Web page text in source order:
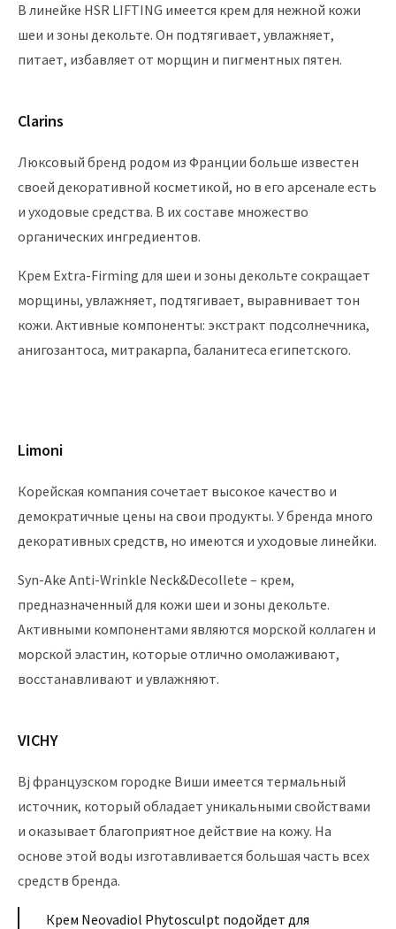
В линейке HSR LIFTING имеется крем для нежной кожи
шеи и зоны декольте. Он подтягивает, увлажняет,
питает, избавляет от морщин и пигментных пятен.
Clarins
Люксовый бренд родом из Франции больше известен
своей декоративной косметикой, но в его арсенале есть
и уходовые средства. В их составе множество
органических ингредиентов.
Крем Extra-Firming для шеи и зоны декольте сокращает
морщины, увлажняет, подтягивает, выравнивает тон
кожи. Активные компоненты: экстракт подсолнечника,
анигозантоса, митракарпа, баланитеса египетского.
Limoni
Корейская компания сочетает высокое качество и
демократичные цены на свои продукты. У бренда много
декоративных средств, но имеются и уходовые линейки.
Syn-Ake Anti-Wrinkle Neck&Decollete – крем,
предназначенный для кожи шеи и зоны декольте.
Активными компонентами являются морской коллаген и
морской эластин, которые отлично омолаживают,
восстанавливают и увлажняют.
VICHY
Вj французском городке Виши имеется термальный
источник, который обладает уникальными свойствами
и оказывает благоприятное действие на кожу. На
основе этой воды изготавливается большая часть всех
средств бренда.
Крем Neovadiol Phytosculpt подойдет для